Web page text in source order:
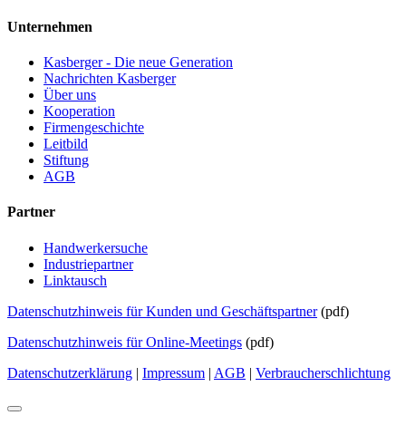
Unternehmen
Kasberger - Die neue Generation
Nachrichten Kasberger
Über uns
Kooperation
Firmengeschichte
Leitbild
Stiftung
AGB
Partner
Handwerkersuche
Industriepartner
Linktausch
Datenschutzhinweis für Kunden und Geschäftspartner(pdf)
Datenschutzhinweis für Online-Meetings (pdf)
Datenschutzerklärung | Impressum | AGB | Verbraucherschlichtung